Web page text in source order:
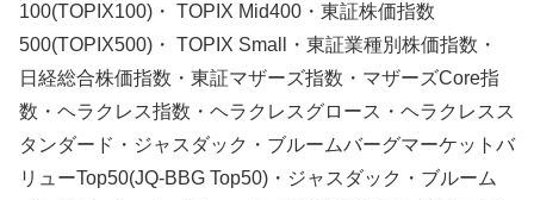
100(TOPIX100)・ TOPIX Mid400・東証株価指数
500(TOPIX500)・ TOPIX Small・東証業種別株価指数・
日経総合株価指数・東証マザーズ指数・マザーズCore指
数・ヘラクレス指数・ヘラクレスグロース・ヘラクレスス
タンダード・ジャスダック・ブルームバーグマーケットバ
リューTop50(JQ-BBG Top50)・ジャスダック・ブルーム